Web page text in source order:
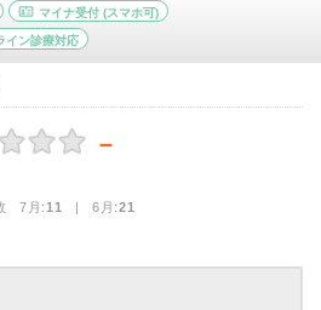
マイナ受付 (スマホ可)
イン診療対応
－
7月:11 | 6月:21